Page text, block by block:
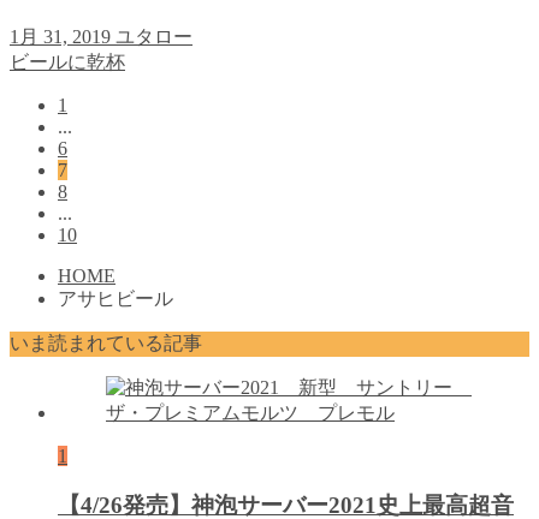
1月 31, 2019 ユタロー
ビールに乾杯
1
...
6
7
8
...
10
HOME
アサヒビール
いま読まれている記事
1
【4/26発売】神泡サーバー2021史上最高超音